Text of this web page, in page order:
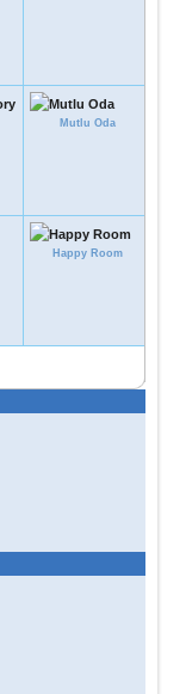
Mutlu Oda
Happy Room